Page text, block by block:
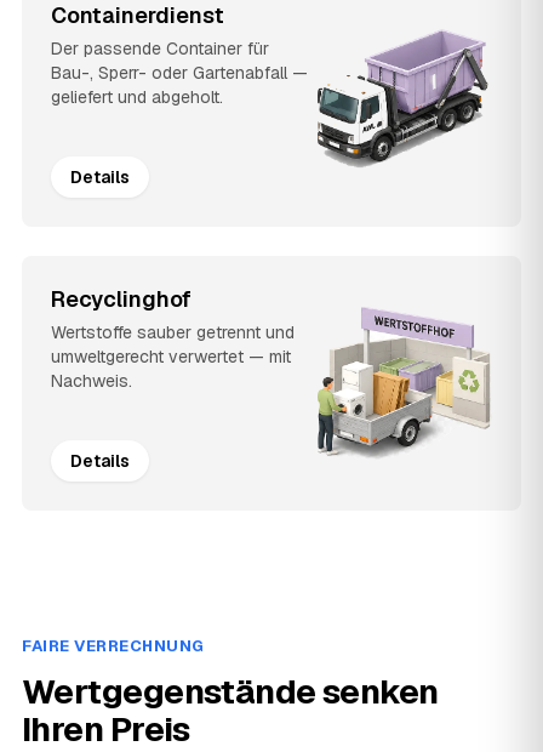
Containerdienst
Der passende Container für
Bau-, Sperr- oder Gartenabfall —
geliefert und abgeholt.
Details
Recyclinghof
Wertstoffe sauber getrennt und
umweltgerecht verwertet — mit
Nachweis.
Details
FAIRE VERRECHNUNG
Wertgegenstände senken
Ihren Preis